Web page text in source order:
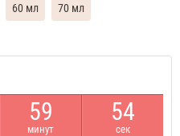
60 мл 70 мл
59
минут
54
сек